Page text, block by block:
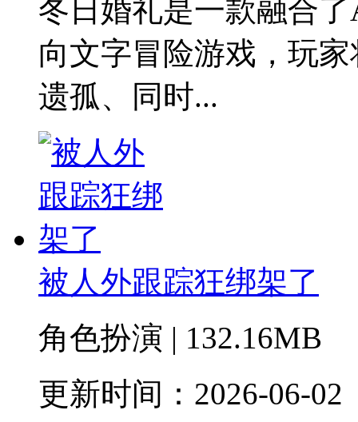
冬日婚礼是一款融合
向文字冒险游戏，玩
遗孤、同时...
被人外跟踪狂绑架了
角色扮演 | 132.16MB
更新时间：2026-06-02